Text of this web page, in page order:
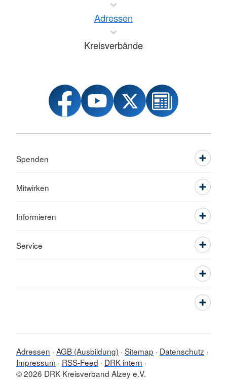
Adressen
Kreisverbände
Spenden
Mitwirken
Informieren
Service
Adressen AGB (Ausbildung) Sitemap
Datenschutz
Impressum
RSS-Feed
DRK intern
© 2026 DRK Kreisverband Alzey e.V.